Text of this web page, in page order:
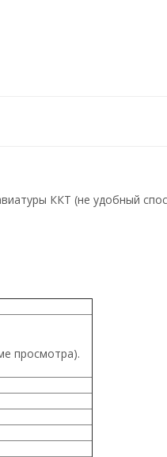
ККТ (не удобный
просмотра).